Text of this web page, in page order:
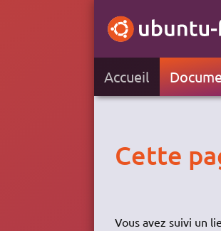
Accueil
Cette
Vous avez suivi un